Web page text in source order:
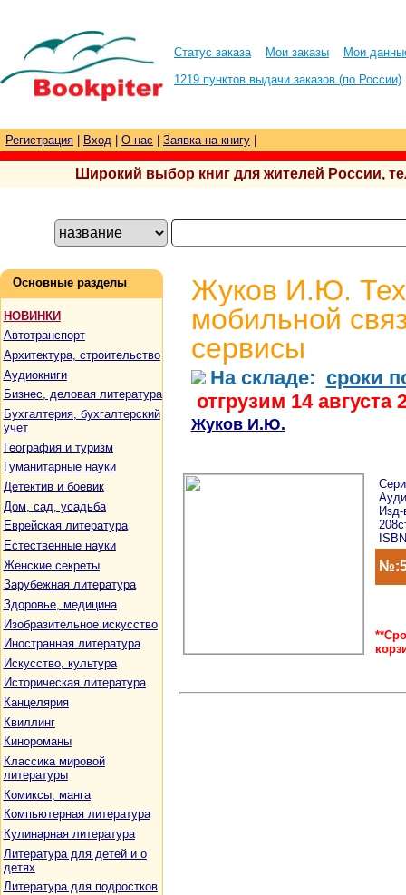
Статус заказа Мои заказы
Мои
1219 пунктов выдачи заказов (по России)
Регистрация Вход О нас Заявка на книгу
Широкий выбор книг для жителей России,
Основные разделы
НОВИНКИ
Автотранспорт
Архитектура, строительство
Аудиокниги
Бизнес, деловая литература
Бухгалтерия, бухгалтерский
учет
География и туризм
Гуманитарные науки
Детектив и боевик
Дом, сад, усадьба
Еврейская литература
Естественные науки
Женские секреты
Зарубежная литература
Здоровье, медицина
Изобразительное искусство
Иностранная литература
Искусство, культура
Историческая литература
Канцелярия
Квиллинг
Кинороманы
Классика мировой
литературы
Комиксы, манга
Компьютерная литература
Кулинарная литература
Литература для детей и о
детях
Литература для подростков
Жуков И.Ю.
мобильной
сервисы
На складе: сроки
отгрузим 14 августа
Жуков И.Ю.